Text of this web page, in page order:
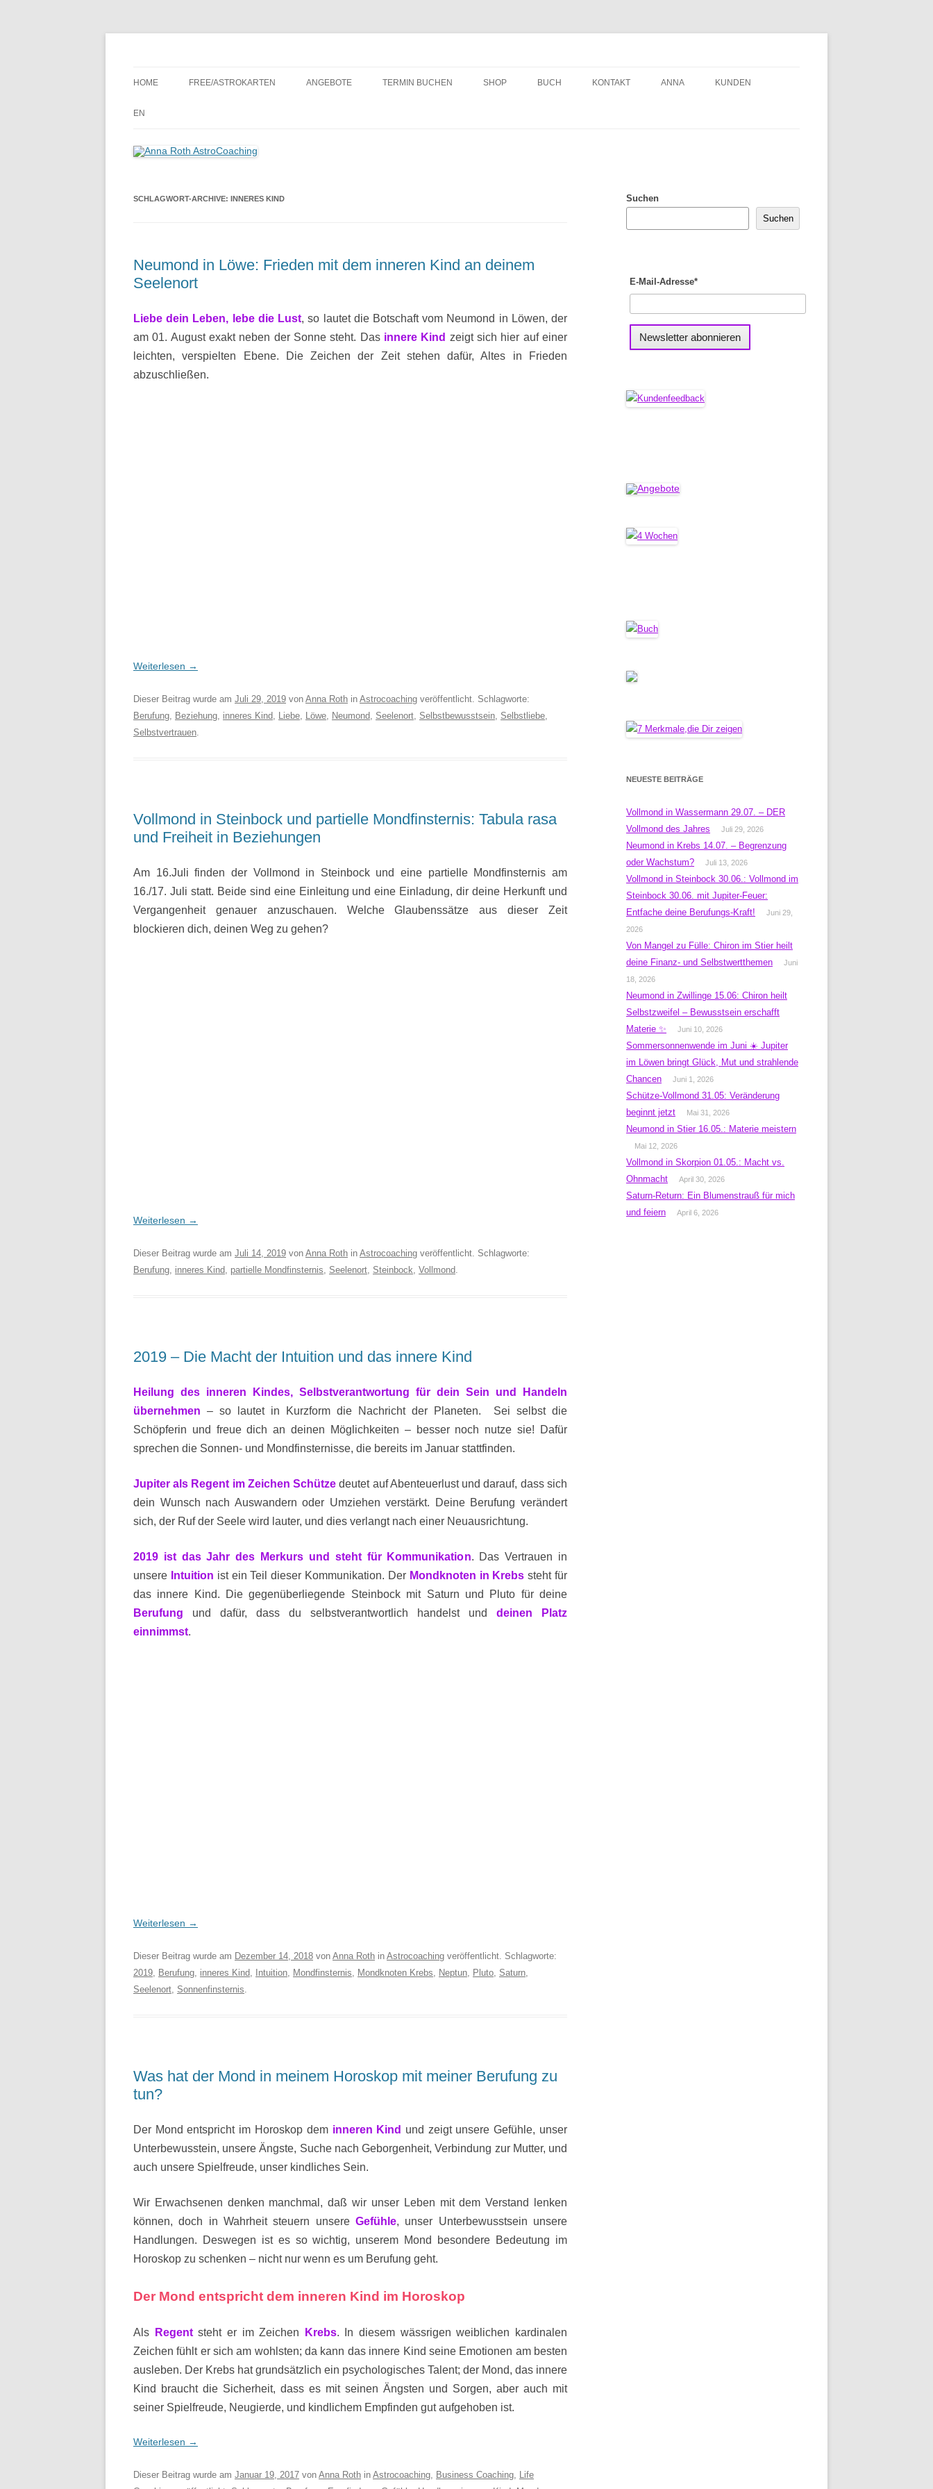
Inhalt
HOME FREE/ASTROKARTEN ANGEBOTE TERMIN BUCHEN SHOP BUCH KONTAKT ANNA KUNDEN
EN
SCHLAGWORT-ARCHIVE: INNERES KIND
Neumond in Löwe: Frieden mit dem inneren Kind an deinem
Seelenort
Liebe dein Leben, lebe die Lust, so lautet die Botschaft vom Neumond in Löwen, der
am 01. August exakt neben der Sonne steht. Das innere Kind zeigt sich hier auf einer
leichten, verspielten Ebene. Die Zeichen der Zeit stehen dafür, Altes in Frieden
abzuschließen.
Weiterlesen →
Dieser Beitrag wurde am Juli 29, 2019 von Anna Roth in Astrocoaching veröffentlicht. Schlagworte:
Berufung, Beziehung, inneres Kind, Liebe, Löwe, Neumond, Seelenort, Selbstbewusstsein, Selbstliebe,
Selbstvertrauen.
Vollmond in Steinbock und partielle Mondfinsternis: Tabula rasa
und Freiheit in Beziehungen
Am 16.Juli finden der Vollmond in Steinbock und eine partielle Mondfinsternis am
16./17. Juli statt. Beide sind eine Einleitung und eine Einladung, dir deine Herkunft und
Vergangenheit genauer anzuschauen. Welche Glaubenssätze aus dieser Zeit
blockieren dich, deinen Weg zu gehen?
Weiterlesen →
Dieser Beitrag wurde am Juli 14, 2019 von Anna Roth in Astrocoaching veröffentlicht. Schlagworte:
Berufung, inneres Kind, partielle Mondfinsternis, Seelenort, Steinbock, Vollmond.
2019 – Die Macht der Intuition und das innere Kind
Heilung des inneren Kindes, Selbstverantwortung für dein Sein und Handeln
übernehmen – so lautet in Kurzform die Nachricht der Planeten. Sei selbst die
Schöpferin und freue dich an deinen Möglichkeiten – besser noch nutze sie! Dafür
sprechen die Sonnen- und Mondfinsternisse, die bereits im Januar stattfinden.
Jupiter als Regent im Zeichen Schütze deutet auf Abenteuerlust und darauf, dass sich
dein Wunsch nach Auswandern oder Umziehen verstärkt. Deine Berufung verändert
sich, der Ruf der Seele wird lauter, und dies verlangt nach einer Neuausrichtung.
2019 ist das Jahr des Merkurs und steht für Kommunikation. Das Vertrauen in
unsere Intuition ist ein Teil dieser Kommunikation. Der Mondknoten in Krebs steht für
das innere Kind. Die gegenüberliegende Steinbock mit Saturn und Pluto für deine
Berufung und dafür, dass du selbstverantwortlich handelst und deinen Platz
einnimmst.
Weiterlesen →
Dieser Beitrag wurde am Dezember 14, 2018 von Anna Roth in Astrocoaching veröffentlicht. Schlagworte:
2019, Berufung, inneres Kind, Intuition, Mondfinsternis, Mondknoten Krebs, Neptun, Pluto, Saturn,
Seelenort, Sonnenfinsternis.
Was hat der Mond in meinem Horoskop mit meiner Berufung zu
tun?
Der Mond entspricht im Horoskop dem inneren Kind und zeigt unsere Gefühle, unser
Unterbewusstein, unsere Ängste, Suche nach Geborgenheit, Verbindung zur Mutter, und
auch unsere Spielfreude, unser kindliches Sein.
Wir Erwachsenen denken manchmal, daß wir unser Leben mit dem Verstand lenken
können, doch in Wahrheit steuern unsere Gefühle, unser Unterbewusstsein unsere
Handlungen. Deswegen ist es so wichtig, unserem Mond besondere Bedeutung im
Horoskop zu schenken – nicht nur wenn es um Berufung geht.
Der Mond entspricht dem inneren Kind im Horoskop
Als Regentsteht er im Zeichen Krebs. In diesem wässrigen weiblichen kardinalen
Zeichen fühlt er sich am wohlsten; da kann das innere Kind seine Emotionen am besten
ausleben. Der Krebs hat grundsätzlich ein psychologisches Talent; der Mond, das innere
Kind braucht die Sicherheit, dass es mit seinen Ängsten und Sorgen, aber auch mit
seiner Spielfreude, Neugierde, und kindlichem Empfinden gut aufgehoben ist.
Weiterlesen →
Dieser Beitrag wurde am Januar 19, 2017 von Anna Roth in Astrocoaching, Business Coaching, Life
Suchen
Suchen
E-Mail-Adresse*
NEUESTE BEITRÄGE
Vollmond in Wassermann 29.07. – DER
Vollmond des Jahres
Juli 29, 2026
Neumond in Krebs 14.07. – Begrenzung
oder Wachstum?
Juli 13, 2026
Vollmond in Steinbock 30.06.: Vollmond im
Steinbock 30.06. mit Jupiter-Feuer:
Entfache deine Berufungs-Kraft!
Juni 29,
2026
Von Mangel zu Fülle: Chiron im Stier heilt
deine Finanz- und Selbstwertthemen
Juni
18, 2026
Neumond in Zwillinge 15.06: Chiron heilt
Selbstzweifel – Bewusstsein erschafft
Materie ✨
Juni 10, 2026
Sommersonnenwende im Juni ☀️ Jupiter
im Löwen bringt Glück, Mut und strahlende
Chancen
Juni 1, 2026
Schütze-Vollmond 31.05: Veränderung
beginnt jetzt
Mai 31, 2026
Neumond in Stier 16.05.: Materie meistern
Mai 12, 2026
Vollmond in Skorpion 01.05.: Macht vs.
Ohnmacht
April 30, 2026
Saturn-Return: Ein Blumenstrauß für mich
und feiern
April 6, 2026